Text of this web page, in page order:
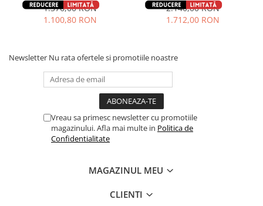
1.376,00 RON
1.100,80 RON
2.140,00 RON
1.712,00 RON
Newsletter Nu rata ofertele si promotiile noastre
Vreau sa primesc newsletter cu promotiile
magazinului. Afla mai multe in Politica de
Confidentialitate
MAGAZINUL MEU
CLIENTI